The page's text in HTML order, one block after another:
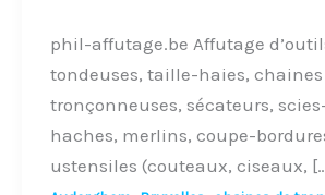
phil-affutage.be Affutage
tondeuses, taille-haies, chaines
tronçonneuses, sécateurs,
haches, merlins, coupe-
ustensiles (couteaux, ciseaux,